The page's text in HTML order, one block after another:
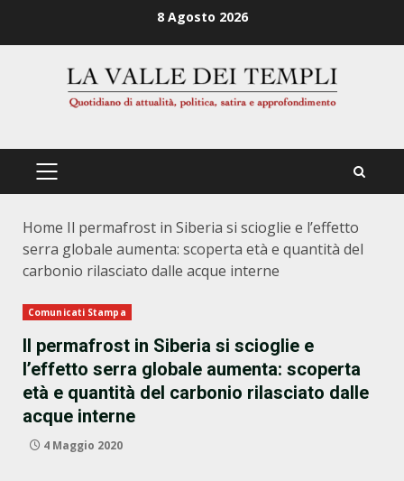
8 Agosto 2026
PRIMÄRES
Home Il permafrost in Siberia si scioglie e l’effetto
serra globale aumenta: scoperta età e quantità del
carbonio rilasciato dalle acque interne
Comunicati Stampa
Il permafrost in Siberia si scioglie e
l’effetto serra globale aumenta: scoperta
età e quantità del carbonio rilasciato dalle
acque interne
4 Maggio 2020